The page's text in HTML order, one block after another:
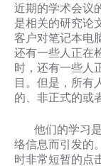
近期的学术会议
是相关的研究论
客户对笔记本电
还有一些人正在
时，还有一些人
目。但是，所
的、非正式的或
他们的学习是
络信息而引发的
时非常短暂的点